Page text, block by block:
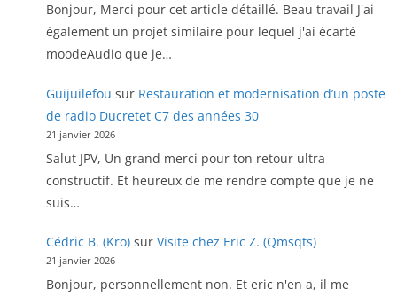
Bonjour, Merci pour cet article détaillé. Beau travail J'ai
également un projet similaire pour lequel j'ai écarté
moodeAudio que je…
Guijuilefou sur Restauration et modernisation d’un poste
de radio Ducretet C7 des années 30
21 janvier 2026
Salut JPV, Un grand merci pour ton retour ultra
constructif. Et heureux de me rendre compte que je ne
suis…
Cédric B. (Kro)sur Visite chez Eric Z. (Qmsqts)
21 janvier 2026
Bonjour, personnellement non. Et eric n'en a, il me